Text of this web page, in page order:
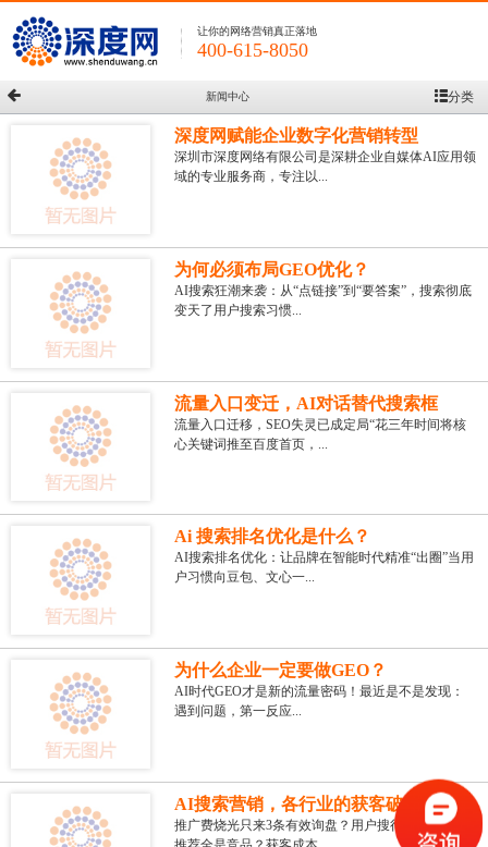
让你的网络营销真正落地
400-615-8050
新闻中心 分类
深度网赋能企业数字化营销转型
深圳市深度网络有限公司是深耕企业自媒体AI应用领
域的专业服务商，专注以...
为何必须布局GEO优化？
AI搜索狂潮来袭：从“点链接”到“要答案”，搜索彻底
变天了用户搜索习惯...
流量入口变迁，AI对话替代搜索框
流量入口迁移，SEO失灵已成定局“花三年时间将核
心关键词推至百度首页，...
Ai 搜索排名优化是什么？
AI搜索排名优化：让品牌在智能时代精准“出圈”当用
户习惯向豆包、文心一...
为什么企业一定要做GEO？
AI时代GEO才是新的流量密码！最近是不是发现：
遇到问题，第一反应...
AI搜索营销，各行业的获客破局密钥
推广费烧光只来3条有效询盘？用户搜行业问题，AI